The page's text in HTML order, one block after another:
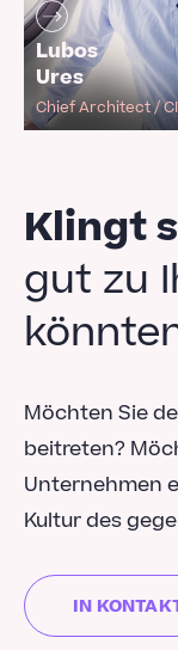
Lubos
Ures
Chief Architect /
Klingt
gut zu
Möchten Sie
beitreten?
Unternehmen
Kultur des
IN